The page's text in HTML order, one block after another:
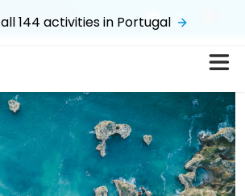
144 activities in Portugal